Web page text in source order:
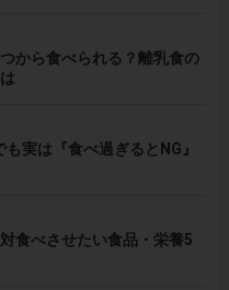
から食べられる？離乳食の
実は『食べ過ぎるとNG』
食べさせたい食品・栄養5